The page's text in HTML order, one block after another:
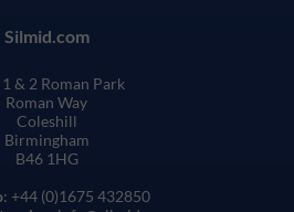
Silmid.com
& 2 Roman Park
Roman Way
Coleshill
Birmingham
B46 1HG
: +44 (0)1675 432850